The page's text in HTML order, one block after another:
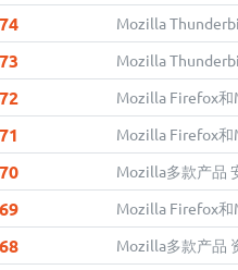
Mozilla
Mozilla
Mozilla Firefox
Mozilla Firefox和
Mozilla多款产品
Mozilla Firefox
Mozilla多款产品